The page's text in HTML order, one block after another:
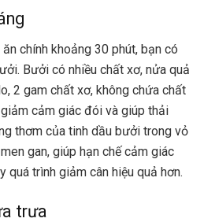
chính khoảng 30 phút, bạn có
Bưởi có nhiều chất xơ, nửa quả
2 gam chất xơ, không chứa chất
cảm giác đói và giúp thải
thơm của tinh dầu bưởi trong vỏ
gan, giúp hạn chế cảm giác
trình giảm cân hiệu quả hơn.
trưa